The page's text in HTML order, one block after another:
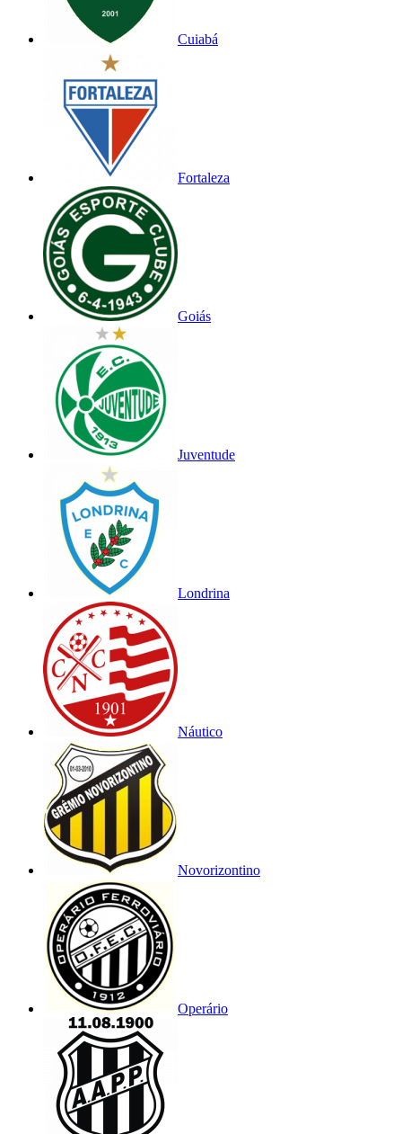
Cuiabá
Fortaleza
Goiás
Juventude
Londrina
Náutico
Novorizontino
Operário